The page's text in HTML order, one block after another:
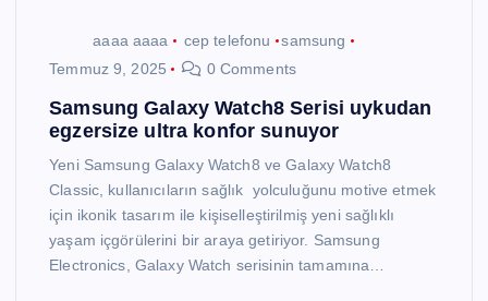
aaaa aaaa cep telefonu
samsung
Temmuz 9, 2025
0 Comments
Samsung Galaxy Watch8 Serisi uykudan
egzersize ultra konfor sunuyor
Yeni Samsung Galaxy Watch8 ve Galaxy Watch8
Classic, kullanıcıların sağlık yolculuğunu motive etmek
için ikonik tasarım ile kişiselleştirilmiş yeni sağlıklı
yaşam içgörülerini bir araya getiriyor. Samsung
Electronics, Galaxy Watch serisinin tamamına…